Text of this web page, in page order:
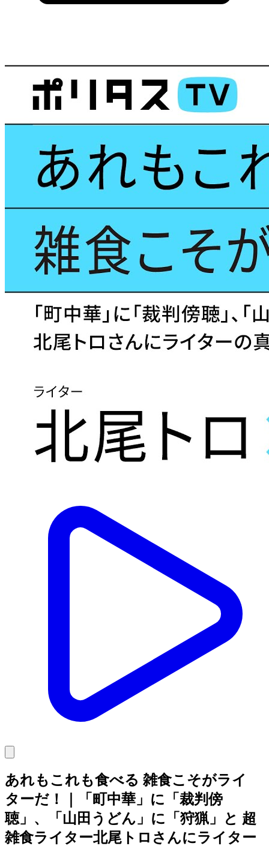
あれもこれも食べる 雑食こそがライ
ターだ！｜「町中華」に「裁判傍
聴」、「山田うどん」に「狩猟」と 超
雑食ライター北尾トロさんにライター